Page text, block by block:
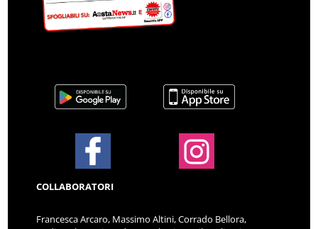
COLLABORATORI
Francesca Arcaro, Massimo Altini, Corrado Bellora,